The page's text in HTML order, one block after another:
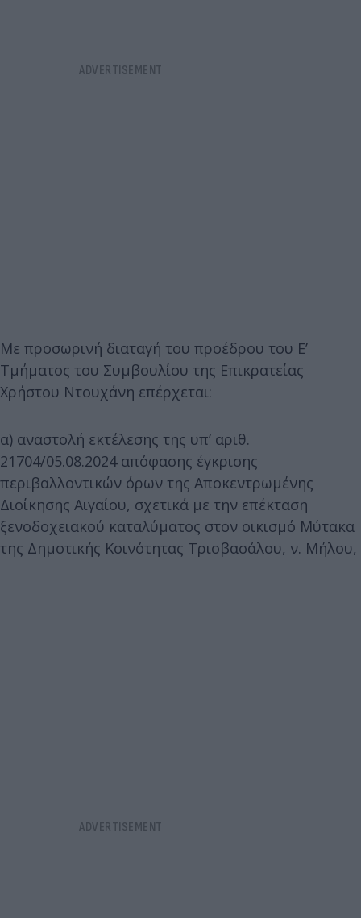
Με προσωρινή διαταγή του προέδρου του Ε’
Τμήματος του Συμβουλίου της Επικρατείας
Χρήστου Ντουχάνη επέρχεται:
α) αναστολή εκτέλεσης της υπ’ αριθ.
21704/05.08.2024 απόφασης έγκρισης
περιβαλλοντικών όρων της Αποκεντρωμένης
Διοίκησης Αιγαίου, σχετικά με την επέκταση
ξενοδοχειακού καταλύματος στον οικισμό Μύτακα
της Δημοτικής Κοινότητας Τριοβασάλου, ν. Μήλου,